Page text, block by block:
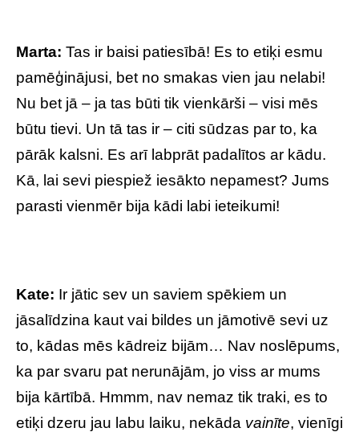
Marta: Tas ir baisi patiesībā! Es to etiķi esmu
pamēģinājusi, bet no smakas vien jau nelabi!
Nu bet jā – ja tas būti tik vienkārši – visi mēs
būtu tievi. Un tā tas ir – citi sūdzas par to, ka
pārāk kalsni. Es arī labprāt padalītos ar kādu.
Kā, lai sevi piespiež iesākto nepamest? Jums
parasti vienmēr bija kādi labi ieteikumi!
Kate: Ir jātic sev un saviem spēkiem un
jāsalīdzina kaut vai bildes un jāmotivē sevi uz
to, kādas mēs kādreiz bijām… Nav noslēpums,
ka par svaru pat nerunājām, jo viss ar mums
bija kārtībā. Hmmm, nav nemaz tik traki, es to
etiķi dzeru jau labu laiku, nekāda vainīte, vienīgi